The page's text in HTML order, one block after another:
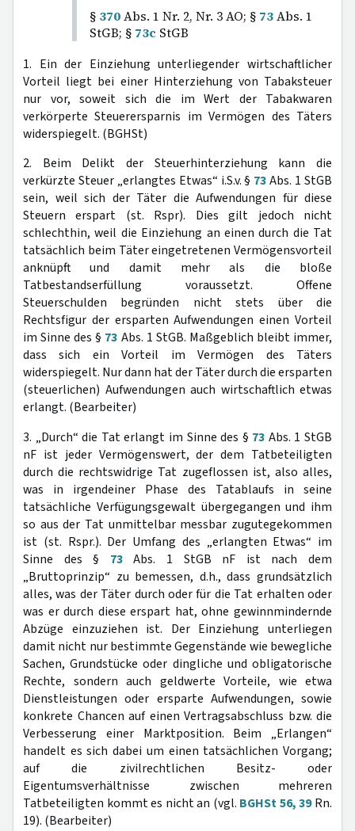
§ 370Abs. 1 Nr. 2, Nr. 3 AO; § 73Abs. 1
StGB; § 73c StGB
1. Ein der Einziehung unterliegender wirtschaftlicher
Vorteil liegt bei einer Hinterziehung von Tabaksteuer
nur vor, soweit sich die im Wert der Tabakwaren
verkörperte Steuerersparnis im Vermögen des Täters
widerspiegelt. (BGHSt)
2. Beim Delikt der Steuerhinterziehung kann die
verkürzte Steuer „erlangtes Etwas“ i.S.v. § 73Abs. 1 StGB
sein, weil sich der Täter die Aufwendungen für diese
Steuern erspart (st. Rspr). Dies gilt jedoch nicht
schlechthin, weil die Einziehung an einen durch die Tat
tatsächlich beim Täter eingetretenen Vermögensvorteil
anknüpft und damit mehr als die bloße
Tatbestandserfüllung voraussetzt. Offene
Steuerschulden begründen nicht stets über die
Rechtsfigur der ersparten Aufwendungen einen Vorteil
im Sinne des § 73 Abs. 1 StGB. Maßgeblich bleibt immer,
dass sich ein Vorteil im Vermögen des Täters
widerspiegelt. Nur dann hat der Täter durch die ersparten
(steuerlichen) Aufwendungen auch wirtschaftlich etwas
erlangt. (Bearbeiter)
3. „Durch“ die Tat erlangt im Sinne des § 73 Abs. 1 StGB
nF ist jeder Vermögenswert, der dem Tatbeteiligten
durch die rechtswidrige Tat zugeflossen ist, also alles,
was in irgendeiner Phase des Tatablaufs in seine
tatsächliche Verfügungsgewalt übergegangen und ihm
so aus der Tat unmittelbar messbar zugutegekommen
ist (st. Rspr.). Der Umfang des „erlangten Etwas“ im
Sinne des § 73Abs. 1 StGB nF ist nach dem
„Bruttoprinzip“ zu bemessen, d.h., dass grundsätzlich
alles, was der Täter durch oder für die Tat erhalten oder
was er durch diese erspart hat, ohne gewinnmindernde
Abzüge einzuziehen ist. Der Einziehung unterliegen
damit nicht nur bestimmte Gegenstände wie bewegliche
Sachen, Grundstücke oder dingliche und obligatorische
Rechte, sondern auch geldwerte Vorteile, wie etwa
Dienstleistungen oder ersparte Aufwendungen, sowie
konkrete Chancen auf einen Vertragsabschluss bzw. die
Verbesserung einer Marktposition. Beim „Erlangen“
handelt es sich dabei um einen tatsächlichen Vorgang;
auf die zivilrechtlichen Besitz- oder
Eigentumsverhältnisse zwischen mehreren
Tatbeteiligten kommt es nicht an (vgl. BGHSt 56, 39Rn.
19). (Bearbeiter)